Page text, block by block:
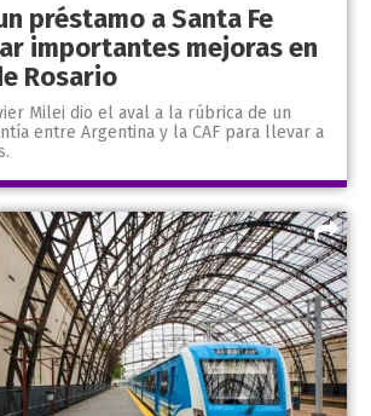
préstamo a Santa Fe
importantes mejoras en
Rosario
Milei dio el aval a la rúbrica de un
entre Argentina y la CAF para llevar a